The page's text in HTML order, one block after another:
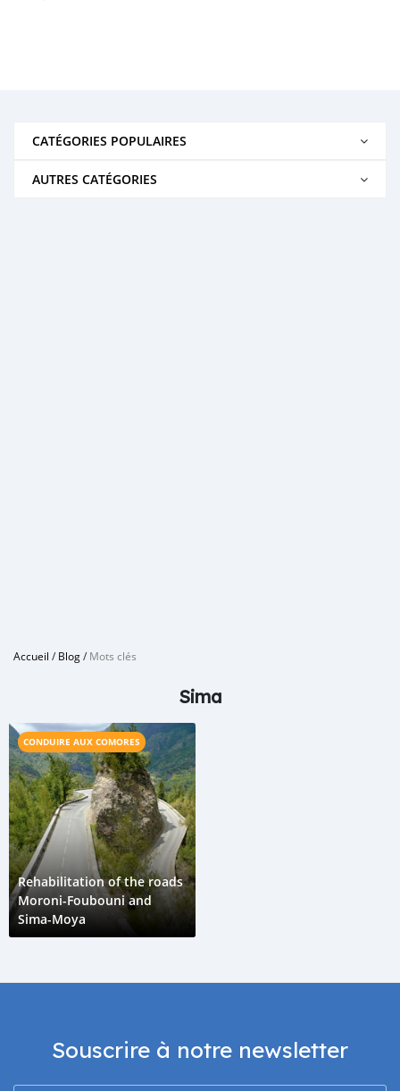
CATÉGORIES POPULAIRES
AUTRES CATÉGORIES
Accueil /Blog/Mots clés
Sima
CONDUIRE AUX COMORES
Rehabilitation of the roads
Moroni-Foubouni and
Sima-Moya
Souscrire à notre newsletter